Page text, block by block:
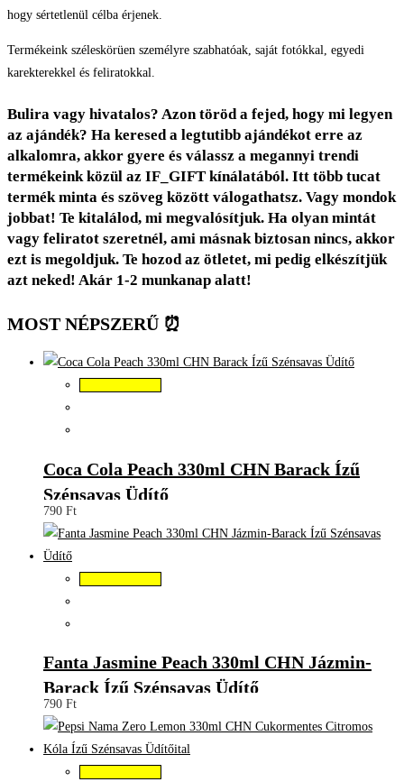
hogy sértetlenül célba érjenek.
Termékeink széleskörüen személyre szabhatóak, saját fotókkal, egyedi
karekterekkel és feliratokkal.
Bulira vagy hivatalos? Azon töröd a fejed, hogy mi legyen
az ajándék? Ha keresed a legtutibb ajándékot erre az
alkalomra, akkor gyere és válassz a megannyi trendi
termékeink közül az IF_GIFT kínálatából. Itt több tucat
termék minta és szöveg között válogathatsz. Vagy mondok
jobbat! Te kitalálod, mi megvalósítjuk. Ha olyan mintát
vagy feliratot szeretnél, ami másnak biztosan nincs, akkor
ezt is megoldjuk. Te hozod az ötletet, mi pedig elkészítjük
azt neked! Akár 1-2 munkanap alatt!
MOST NÉPSZERŰ ⏰
Coca Cola Peach 330ml CHN Barack Ízű
Szénsavas Üdítő
790 Ft
Fanta Jasmine Peach 330ml CHN Jázmin-
Barack Ízű Szénsavas Üdítő
790 Ft